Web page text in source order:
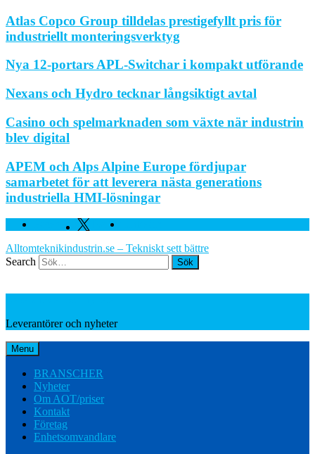
Atlas Copco Group tilldelas prestigefyllt pris för
industriellt monteringsverktyg
Nya 12-portars APL-Switchar i kompakt utförande
Nexans och Hydro tecknar långsiktigt avtal
Casino och spelmarknaden som växte när industrin
blev digital
APEM och Alps Alpine Europe fördjupar
samarbetet för att leverera nästa generations
industriella HMI-lösningar
Facebook Twitter
Alltomteknikindustrin.se – Tekniskt sett bättre
Search
Leverantörer och nyheter
Menu
BRANSCHER
Nyheter
Om AOT/priser
Kontakt
Företag
Enhetsomvandlare